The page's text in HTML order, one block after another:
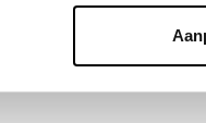
WELLLICHT